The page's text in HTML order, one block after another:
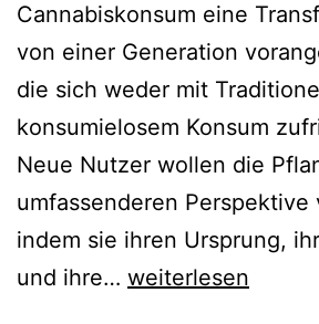
Cannabiskonsum eine
von einer Generation
die sich weder mit
konsumielosem Konsum
Neue Nutzer wollen die
umfassenderen Perspektive
indem sie ihren Ursprung,
und ihre… weiterlesen